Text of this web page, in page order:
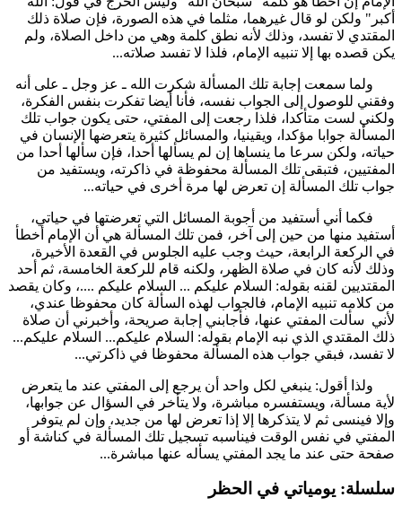
أكبر" ولكن لو قال غيرهما، مثلما في هذه الصورة، فإن صلاة ذلك
المقتدي لا تفسد، وذلك لأنه نطق كلمة وهي من داخل الصلاة، ولم
يكن قصده بها إلا تنبيه الإمام، فلذا لا تفسد صلاته...
ولما سمعت إجابة تلك المسألة شكرت الله ـ عز وجل ـ على أنه
وفقني للوصول إلى الجواب نفسه، فأنا أيضا تفكرت بنفس الفكرة،
ولكني لست متأكدا، فلذا رجعت إلى المفتي، حتى يكون جواب تلك
المسألة جوابا مؤكدا، ويقينيا، والمسائل كثيرة يتعرضها الإنسان في
حياته، ولكن سرعا ما ينساها إن لم يسألها أحدا، فإن سألها أحدا من
المفتيين، فتبقى تلك المسألة محفوظة في ذاكرته، ويستفيد من
جواب تلك المسألة إن تعرض لها مرة أخرى في حياته...
فكما أني أستفيد من أجوبة المسائل التي تعرضتها في حياتي،
أستفيد منها من حين إلى آخر، فمن تلك المسألة هي أن الإمام أخطأ
في الركعة الرابعة، حيث وجب عليه الجلوس في القعدة الأخيرة،
وذلك لأنه كان في صلاة الظهر، ولكنه قام للركعة الخامسة، ثم أحد
المقتديين لقنه بقوله: السلام عليكم ... السلام عليكم ....، وكان يقصد
من كلامه تنبيه الإمام، فالجواب لهذه السألة كان محفوظا عندي،
لأني سألت المفتي عنها، فأجابني إجابة صريحة، وأخبرني أن صلاة
ذلك المقتدي الذي نبه الإمام بقوله: السلام عليكم... السلام عليكم...
لا تفسد، فبقي جواب هذه المسألة محفوظا في ذاكرتي...
ولذا أقول: ينبغي لكل واحد أن يرجع إلى المفتي عند ما يتعرض
لأية مسألة، ويستفسره مباشرة، ولا يتأخر في السؤال عن جوابها،
وإلا فينسى ثم لا يتذكرها إلا إذا تعرض لها من جديد، وإن لم يتوفر
المفتي في نفس الوقت فيناسبه تسجيل تلك المسألة في كناشة أو
صفحة حتى عند ما يجد المفتي يسأله عنها مباشرة...
سلسلة: يومياتي في الحظر